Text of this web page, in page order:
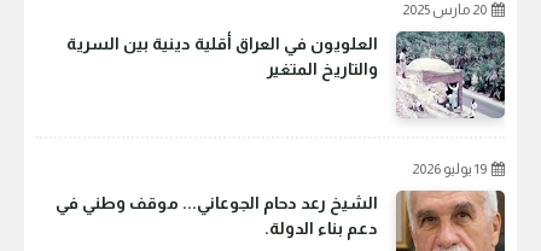
20 مارس 2025
العلويون في العراق أقلية دينية بين السرية
والتاريخ المتغير
19 يوليو 2026
الشيخ رعد دحام الجوعاني... موقف وطني في
دعم بناء الدولة.